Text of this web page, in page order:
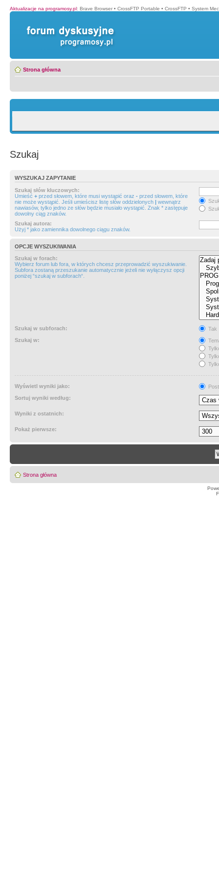
Aktualizacje na programosy.pl: Brave Browser • CrossFTP Portable • CrossFTP • System
Strona główna
Szukaj
WYSZUKAJ ZAPYTANIE
Szukaj słów kluczowych:
Umieść + przed słowem, które musi wystąpić oraz - przed słowem, które
nie może wystąpić. Jeśli umieścisz listę słów oddzielonych | wewnątrz
nawiasów, tylko jedno ze słów będzie musiało wystąpić. Znak * zastępuje
dowolny ciąg znaków.
Szukaj autora:
Użyj * jako zamiennika dowolnego ciągu znaków.
OPCJE WYSZUKIWANIA
Szukaj w forach:
Wybierz forum lub fora, w których chcesz przeprowadzić wyszukiwanie.
Subfora zostaną przeszukanie automatycznie jeżeli nie wyłączysz opcji
poniżej “szukaj w subforach“.
Szukaj w subforach:
Tak
Szukaj w:
Wyświetl wyniki jako:
Sortuj wyniki według:
Wyniki z ostatnich:
Pokaż pierwsze:
Strona główna